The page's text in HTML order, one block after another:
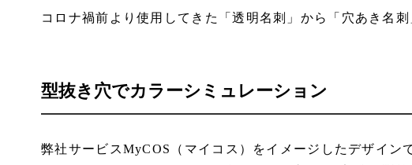
コロナ禍前より使用してきた「透明名刺」から「穴あき名刺
型抜き穴でカラーシミュレーション
弊社サービスMyCOS（マイコス）をイメージしたデザイ